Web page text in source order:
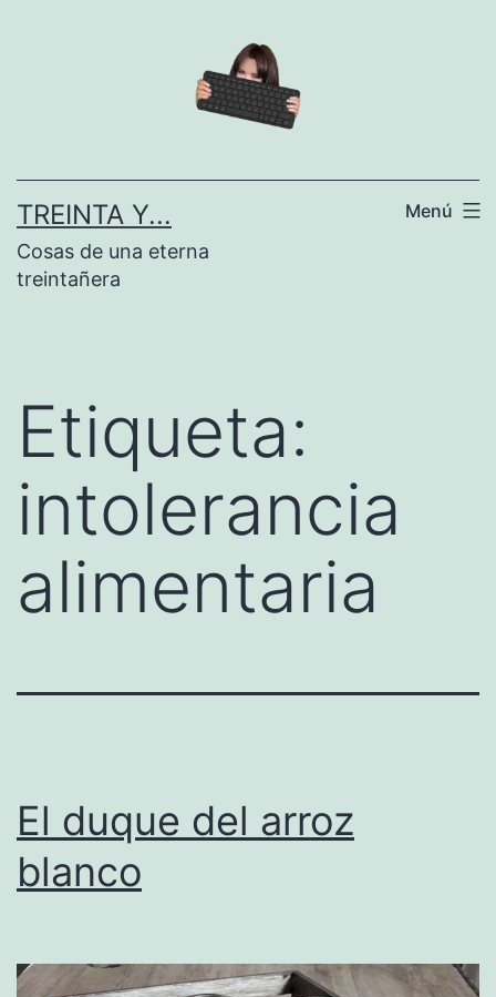
TREINTA Y...
Cosas de una eterna
treintañera
Menú
Etiqueta:
intolerancia
alimentaria
El duque del arroz
blanco